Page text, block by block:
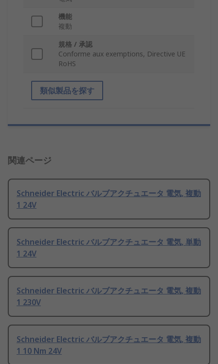
機能
複動
規格 / 承認
Conforme aux exemptions, Directive UE
RoHS
類似製品を探す
関連ページ
Schneider Electric バルブアクチュエータ 電気, 複動
1 24V
Schneider Electric バルブアクチュエータ 電気, 単動
1 24V
Schneider Electric バルブアクチュエータ 電気, 複動
1 230V
Schneider Electric バルブアクチュエータ 電気, 複動
1 10 Nm 24V